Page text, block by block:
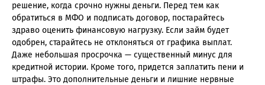
решение, когда срочно нужны деньги. Перед тем как
обратиться в МФО и подписать договор, постарайтесь
здраво оценить финансовую нагрузку. Если займ будет
одобрен, старайтесь не отклоняться от графика выплат.
Даже небольшая просрочка — существенный минус для
кредитной истории. Кроме того, придется заплатить пени и
штрафы. Это дополнительные деньги и лишние нервные